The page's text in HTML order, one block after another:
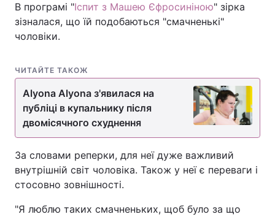
В програмі "Іспит з Машею Єфросиніною" зірка
зізналася, що їй подобаються "смачненькі"
чоловіки.
ЧИТАЙТЕ ТАКОЖ
Alyona Alyona з'явилася на
публіці в купальнику після
двомісячного схуднення
За словами реперки, для неї дуже важливий
внутрішній світ чоловіка. Також у неї є переваги і
стосовно зовнішності.
"Я люблю таких смачненьких, щоб було за що